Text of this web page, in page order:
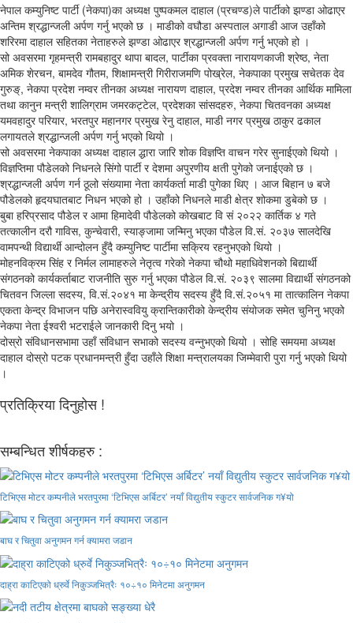
नेपाल कम्युनिष्ट पार्टी (नेकपा)का अध्यक्ष पुष्पकमल दाहाल (प्रचण्ड)ले पार्टीको झण्डा ओढाएर
अन्तिम श्रद्धान्जली अर्पण गर्नु भएको छ । माडीको वघौडा अस्पताल अगाडी आज उहाँको
शरिरमा दाहाल सहितका नेताहरुले झण्डा ओढाएर श्रद्धान्जली अर्पण गर्नु भएको हो ।
सो अवसरमा गृहमन्त्री रामबहादुर थापा बादल, पार्टीका प्रवक्ता नारायणकाजी श्रेष्ठ, नेता
अमिक शेरचन, बामदेव गौतम, शिक्षामन्त्री गिरीराजमणि पोख्रेल, नेकपाका प्रमुख सचेतक देव
गुरुङ्, नेकपा प्रदेश नम्वर तीनका अध्यक्ष नारायण दाहाल, प्रदेश नम्वर तीनका आर्थिक मामिला
तथा कानुन मन्त्री शालिग्राम जमरकट्टेल, प्रदेशका सांसदहरु, नेकपा चितवनका अध्यक्ष
यमवहादुर परियार, भरतपुर महानगर प्रमुख रेनु दाहाल, माडी नगर प्रमुख ठाकुर ढकाल
लगायतले श्रद्धान्जली अर्पण गर्नु भएको थियो ।
सो अवसरमा नेकपाका अध्यक्ष दाहाल द्धारा जारि शोक विज्ञप्ति वाचन गरेर सुनाईएको थियो ।
विज्ञप्तिमा पौडेलको निधनले सिंगो पार्टी र देशमा अपुरणीय क्षती पुगेको जनाईएको छ ।
श्रद्धान्जली अर्पण गर्न ठूलो संख्यामा नेता कार्यकर्ता माडी पुगेका थिए । आज बिहान ७ बजे
पौडेलको हृदयघातबाट निधन भएको हो । उहाँको निधनले माडी क्षेत्र शोकमा डुबेको छ ।
बुबा हरिप्रसाद पौडेल र आमा हिमादेवी पौडेलको कोखबाट वि सं २०२२ कार्तिक ४ गते
तत्कालीन दरौ गाविस, कुन्चेवारी, स्याङ्जामा जन्मिनु भएका पौडेल वि.सं. २०३७ सालदेखि
वामपन्थी विद्यार्थी आन्दोलन हुँदै कम्युनिष्ट पार्टीमा सक्रिय रहनुभएको थियो ।
मोहनविक्रम सिंह र निर्मल लामाहरुले नेतृत्व गरेको नेकपा चौथो महाधिवेशनको बिद्यार्थी
संगठनको कार्यकर्ताबाट राजनीति सुरु गर्नु भएका पौडेल वि.सं. २०३९ सालमा विद्यार्थी संगठनको
चितवन जिल्ला सदस्य, वि.सं.२०४१ मा केन्द्रीय सदस्य हुँदै वि.सं.२०५१ मा तात्कालिन नेकपा
एकता केन्द्र विभाजन पछि अनेरास्ववियु क्रान्तिकारीको केन्द्रीय संयोजक समेत चुनिनु भएको
नेकपा नेता ईश्वरी भटराईले जानकारी दिनु भयो ।
दोस्रो संविधानसभामा उहाँ संविधान सभाको सदस्य वन्नुभएको थियो । सोहि समयमा अध्यक्ष
दाहाल दोस्रो पटक प्रधानमन्त्री हुँदा उहाँले शिक्षा मन्त्रालयका जिम्मेवारी पुरा गर्नु भएको थियो
।
प्रतिक्रिया दिनुहोस !
सम्बन्धित शीर्षकहरु :
टिभिएस मोटर कम्पनीले भरतपुरमा ‘टिभिएस अर्बिटर’ नयाँ विद्युतीय स्कुटर सार्वजनिक ग¥यो
बाघ र चितुवा अनुगमन गर्न क्यामरा जडान
दाह्रा काटिएको ध्रुर्वे निकुञ्जभित्रैः १०÷१० मिनेटमा अनुगमन